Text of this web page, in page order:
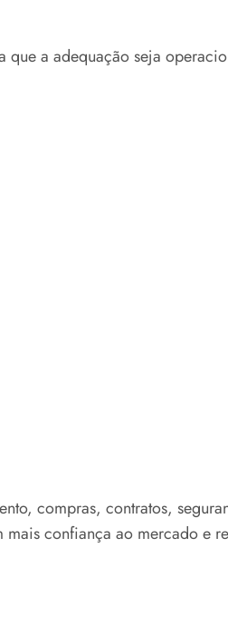
a adequação seja
compras, contratos,
confiança ao mercado e